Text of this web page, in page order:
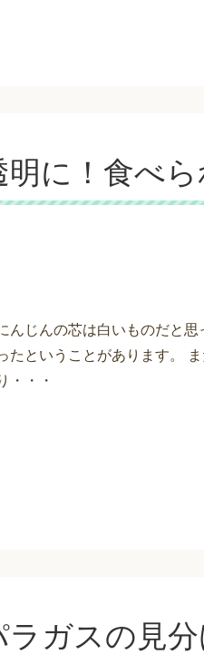
に！食べら
んじんの芯は白いものだと
たということがあります。
・・・
ガスの見分